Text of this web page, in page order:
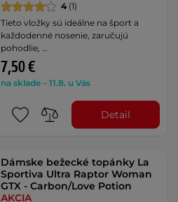
4 (1)
Tieto vložky sú ideálne na šport a
každodenné nosenie, zaručujú
pohodlie, …
7,50 €
na sklade – 11.8. u Vás
Detail
Dámske bežecké topánky La
Sportiva Ultra Raptor Woman
GTX - Carbon/Love Potion
AKCIA